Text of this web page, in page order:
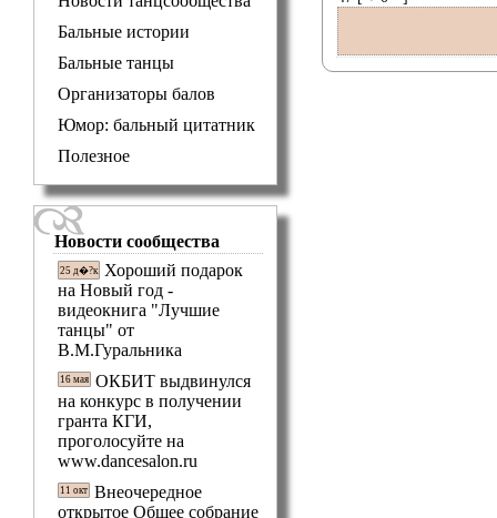
Бальные истории
Бальные танцы
Организаторы балов
Юмор: бальный цитатник
Полезное
Новости сообщества
25 д�?к
Хороший подарок
на Новый год -
видеокнига "Лучшие
танцы" от
В.М.Гуральника
16 мая ОКБИТ выдвинулся
на конкурс в получении
гранта КГИ,
проголосуйте на
www.dancesalon.ru
11 окт Внеочередное
открытое Общее собрание